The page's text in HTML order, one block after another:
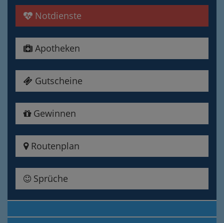
Notdienste
Apotheken
Gutscheine
Gewinnen
Routenplan
Sprüche